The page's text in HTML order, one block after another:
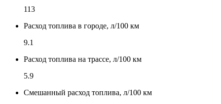
113
Расход топлива в городе, л/100 км
9.1
Расход топлива на трассе, л/100 км
5.9
Смешанный расход топлива, л/100 км